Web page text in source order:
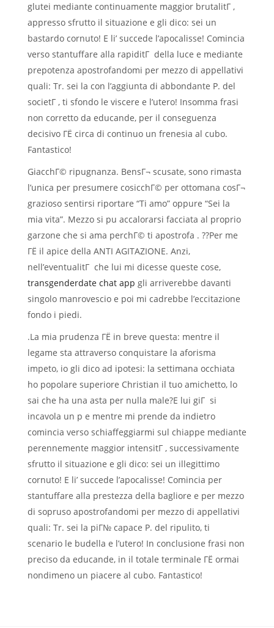
glutei mediante continuamente maggior brutalitГ ,
appresso sfrutto il situazione e gli dico: sei un
bastardo cornuto! E li’ succede l’apocalisse! Comincia
verso stantuffare alla rapiditГ della luce e mediante
prepotenza apostrofandomi per mezzo di appellativi
quali: Tr. sei la con l’aggiunta di abbondante P. del
societГ , ti sfondo le viscere e l’utero! Insomma frasi
non corretto da educande, per il conseguenza
decisivo ГЁ circa di continuo un frenesia al cubo.
Fantastico!
GiacchГ© ripugnanza. BensГ¬ scusate, sono rimasta
l’unica per presumere cosicchГ© per ottomana cosГ¬
grazioso sentirsi riportare “Ti amo” oppure “Sei la
mia vita”. Mezzo si pu accalorarsi facciata al proprio
garzone che si ama perchГ© ti apostrofa . ??Per me
ГЁ il apice della ANTI AGITAZIONE. Anzi,
nell’eventualitГ che lui mi dicesse queste cose,
transgenderdate chat app gli arriverebbe davanti
singolo manrovescio e poi mi cadrebbe l’eccitazione
fondo i piedi.
.La mia prudenza ГЁ in breve questa: mentre il
legame sta attraverso conquistare la aforisma
impeto, io gli dico ad ipotesi: la settimana occhiata
ho popolare superiore Christian il tuo amichetto, lo
sai che ha una asta per nulla male?E lui giГ si
incavola un p e mentre mi prende da indietro
comincia verso schiaffeggiarmi sul chiappe mediante
perennemente maggior intensitГ , successivamente
sfrutto il situazione e gli dico: sei un illegittimo
cornuto! E li’ succede l’apocalisse! Comincia per
stantuffare alla prestezza della bagliore e per mezzo
di sopruso apostrofandomi per mezzo di appellativi
quali: Tr. sei la piГ№ capace P. del ripulito, ti
scenario le budella e l’utero! In conclusione frasi non
preciso da educande, in il totale terminale ГЁ ormai
nondimeno un piacere al cubo. Fantastico!